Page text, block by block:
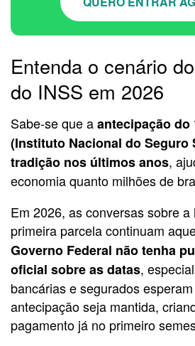
Entenda o cenário
do INSS em 2026
Sabe-se que aantecipação do
(Instituto Nacional do Seguro
tradição nos últimos anos,
economia quanto milhões de
Em 2026, as conversas sobre
primeira parcela continuam
Governo Federal não tenha
oficial sobre as datas,
bancárias e segurados
antecipação seja mantida,
pagamento já no primeiro